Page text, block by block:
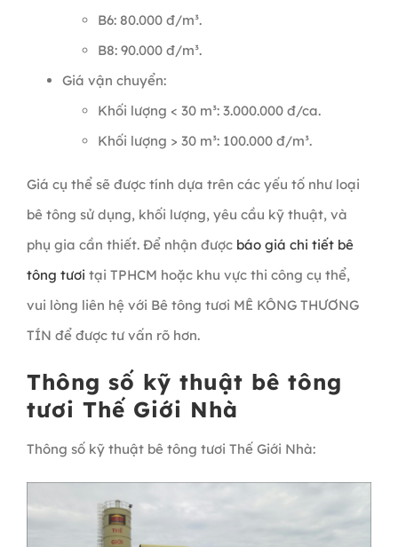
B6: 80.000 đ/m³.
B8: 90.000 đ/m³.
Giá vận chuyển:
Khối lượng < 30 m³: 3.000.000 đ/ca.
Khối lượng > 30 m³: 100.000 đ/m³.
Giá cụ thể sẽ được tính dựa trên các yếu tố như loại
bê tông sử dụng, khối lượng, yêu cầu kỹ thuật, và
phụ gia cần thiết. Để nhận được báo giá chi tiết bê
tông tươi tại TPHCM hoặc khu vực thi công cụ thể,
vui lòng liên hệ với Bê tông tươi MÊ KÔNG THƯƠNG
TÍN để được tư vấn rõ hơn.
Thông số kỹ thuật bê tông
tươi Thế Giới Nhà
Thông số kỹ thuật bê tông tươi Thế Giới Nhà: